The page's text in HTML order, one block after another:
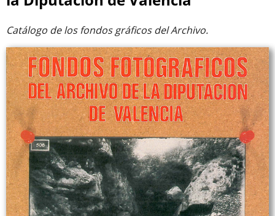
Catálogo de los fondos gráficos del Archivo.